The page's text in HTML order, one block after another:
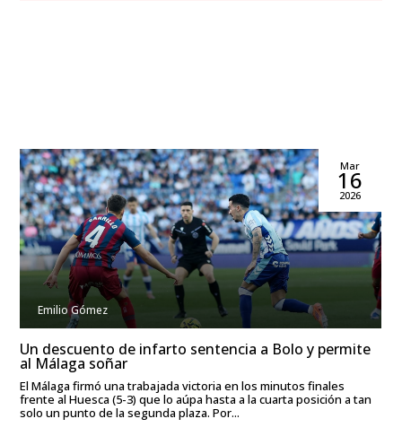
Emilio Gómez
Mar
16
2026
Un descuento de infarto sentencia a Bolo y permite
al Málaga soñar
El Málaga firmó una trabajada victoria en los minutos finales
frente al Huesca (5-3) que lo aúpa hasta a la cuarta posición a tan
solo un punto de la segunda plaza. Por...